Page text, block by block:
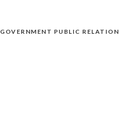
GOVERNMENT PUBLIC RELATION